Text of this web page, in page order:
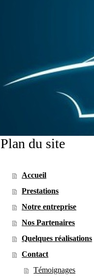
Plan du site
Accueil
Prestations
Notre entreprise
Nos Partenaires
Quelques réalisations
Contact
Témoignages